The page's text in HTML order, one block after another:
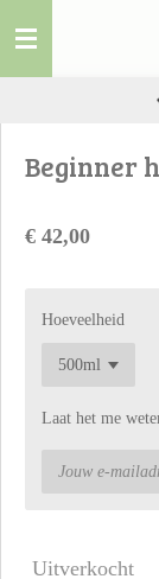
Ga
direct
Beginner
€ 42,00
Hoeveelheid
Laat het me
Uitverkocht